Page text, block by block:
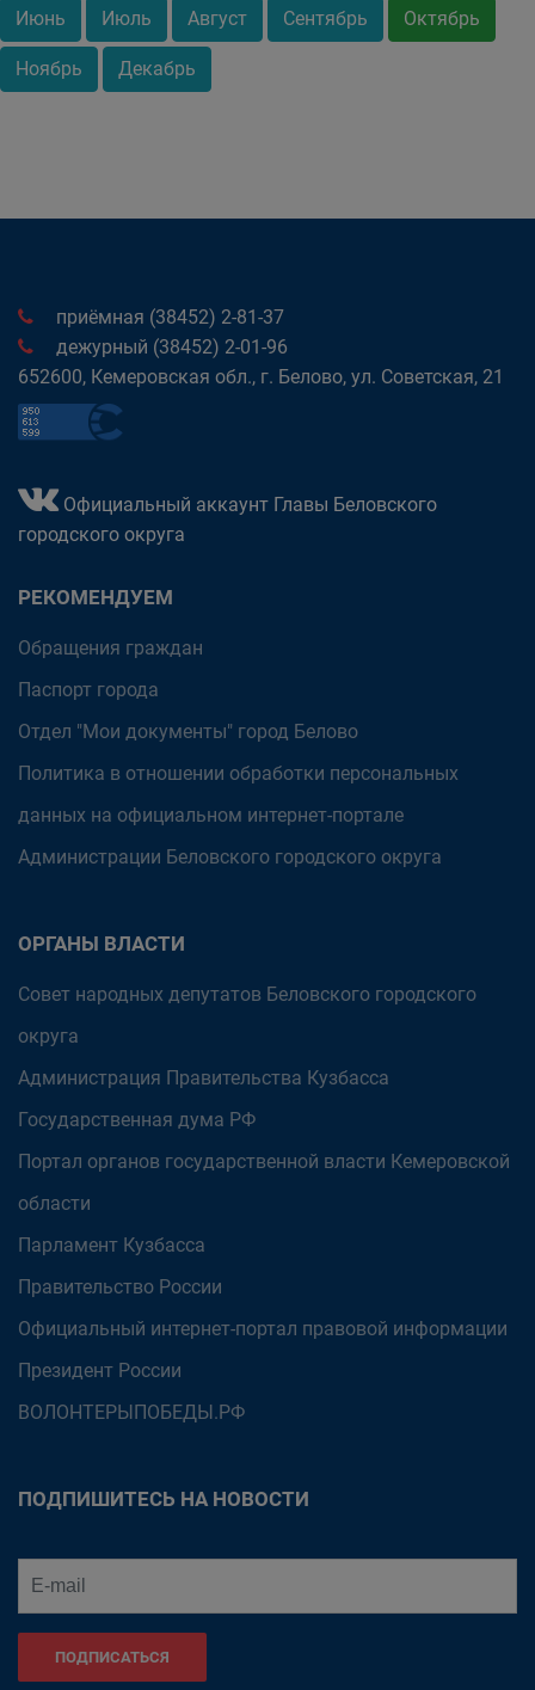
Июнь Июль Август Сентябрь Октябрь
Ноябрь Декабрь
приёмная (38452) 2-81-37
дежурный (38452) 2-01-96
652600, Кемеровская обл., г. Белово, ул. Советская, 21
Официальный аккаунт Главы Беловского
городского округа
РЕКОМЕНДУЕМ
Обращения граждан
Паспорт города
Отдел "Мои документы" город Белово
Политика в отношении обработки персональных
данных на официальном интернет-портале
Администрации Беловского городского округа
ОРГАНЫ ВЛАСТИ
Совет народных депутатов Беловского городского
округа
Администрация Правительства Кузбасса
Государственная дума РФ
Портал органов государственной власти Кемеровской
области
Парламент Кузбасса
Правительство России
Официальный интернет-портал правовой информации
Президент России
ВОЛОНТЕРЫПОБЕДЫ.РФ
ПОДПИШИТЕСЬ НА НОВОСТИ
ПОДПИСАТЬСЯ